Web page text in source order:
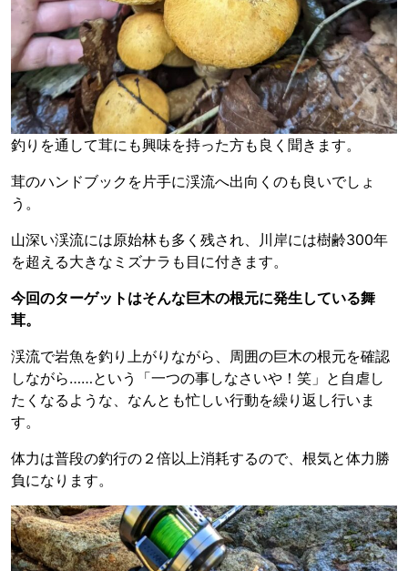
釣りを通して茸にも興味を持った方も良く聞きます。
茸のハンドブックを片手に渓流へ出向くのも良いでしょ
う。
山深い渓流には原始林も多く残され、川岸には樹齢300年
を超える大きなミズナラも目に付きます。
今回のターゲットはそんな巨木の根元に発生している舞
茸。
渓流で岩魚を釣り上がりながら、周囲の巨木の根元を確認
しながら……という「一つの事しなさいや！笑」と自虐し
たくなるような、なんとも忙しい行動を繰り返し行いま
す。
体力は普段の釣行の２倍以上消耗するので、根気と体力勝
負になります。